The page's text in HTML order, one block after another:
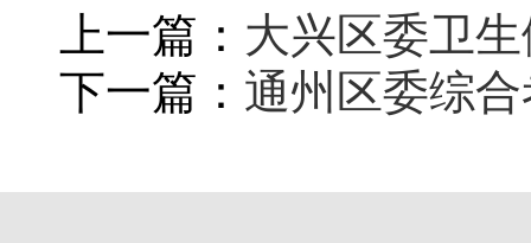
上一篇： 大兴区委卫
下一篇： 通州区委综